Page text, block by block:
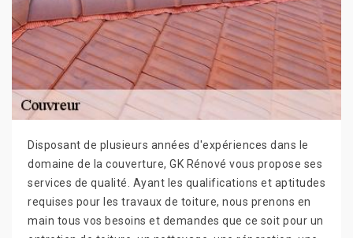
Disposant de plusieurs années d'expériences dans le
domaine de la couverture, GK Rénové vous propose ses
services de qualité. Ayant les qualifications et aptitudes
requises pour les travaux de toiture, nous prenons en
main tous vos besoins et demandes que ce soit pour un